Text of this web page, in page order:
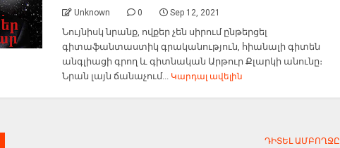
Unknown 0 Sep 12, 2021
Նույնիսկ նրանք, ովքեր չեն սիրում ընթերցել
գիտաֆանտաստիկ գրականություն, հիանալի գիտեն
անգլիացի գրող և գիտնական Արթուր Քլարկի անունը։
Նրան լայն ճանաչում... Կարդալ ավելին
ԴԻՏԵԼ ԱՄԲՈՂՋԸ